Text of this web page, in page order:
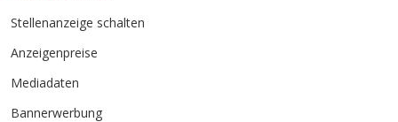
Stellenanzeige schalten
Anzeigenpreise
Mediadaten
Bannerwerbung